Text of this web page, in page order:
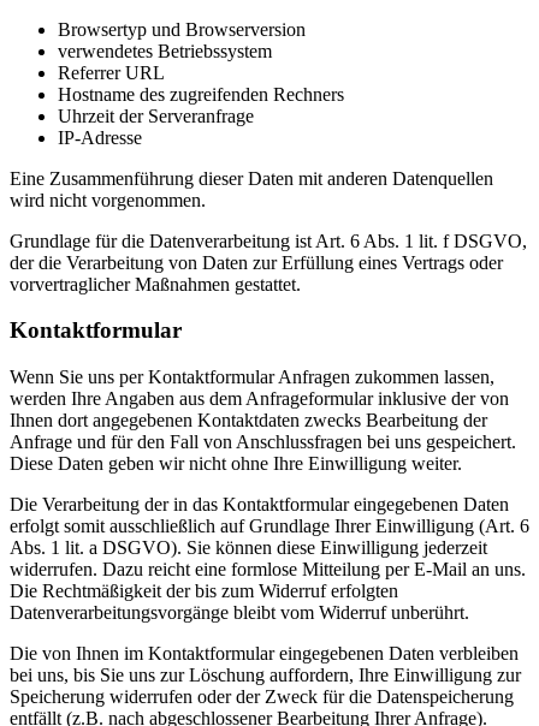
Browsertyp und Browserversion
verwendetes Betriebssystem
Referrer URL
Hostname des zugreifenden Rechners
Uhrzeit der Serveranfrage
IP-Adresse
Eine Zusammenführung dieser Daten mit anderen Datenquellen
wird nicht vorgenommen.
Grundlage für die Datenverarbeitung ist Art. 6 Abs. 1 lit. f DSGVO,
der die Verarbeitung von Daten zur Erfüllung eines Vertrags oder
vorvertraglicher Maßnahmen gestattet.
Kontaktformular
Wenn Sie uns per Kontaktformular Anfragen zukommen lassen,
werden Ihre Angaben aus dem Anfrageformular inklusive der von
Ihnen dort angegebenen Kontaktdaten zwecks Bearbeitung der
Anfrage und für den Fall von Anschlussfragen bei uns gespeichert.
Diese Daten geben wir nicht ohne Ihre Einwilligung weiter.
Die Verarbeitung der in das Kontaktformular eingegebenen Daten
erfolgt somit ausschließlich auf Grundlage Ihrer Einwilligung (Art. 6
Abs. 1 lit. a DSGVO). Sie können diese Einwilligung jederzeit
widerrufen. Dazu reicht eine formlose Mitteilung per E-Mail an uns.
Die Rechtmäßigkeit der bis zum Widerruf erfolgten
Datenverarbeitungsvorgänge bleibt vom Widerruf unberührt.
Die von Ihnen im Kontaktformular eingegebenen Daten verbleiben
bei uns, bis Sie uns zur Löschung auffordern, Ihre Einwilligung zur
Speicherung widerrufen oder der Zweck für die Datenspeicherung
entfällt (z.B. nach abgeschlossener Bearbeitung Ihrer Anfrage).